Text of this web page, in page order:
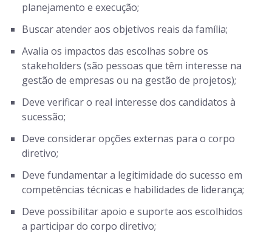
planejamento e execução;
Buscar atender aos objetivos reais da família;
Avalia os impactos das escolhas sobre os
stakeholders (são pessoas que têm interesse na
gestão de empresas ou na gestão de projetos);
Deve verificar o real interesse dos candidatos à
sucessão;
Deve considerar opções externas para o corpo
diretivo;
Deve fundamentar a legitimidade do sucesso em
competências técnicas e habilidades de liderança;
Deve possibilitar apoio e suporte aos escolhidos
a participar do corpo diretivo;